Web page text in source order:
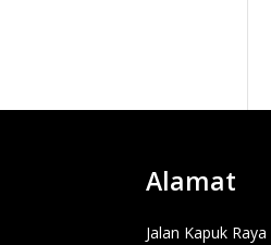
Alamat
Jalan Kapuk